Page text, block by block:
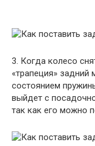
3. Когда колесо
«трапеция» задний
состоянием
выйдет с
так как его можно